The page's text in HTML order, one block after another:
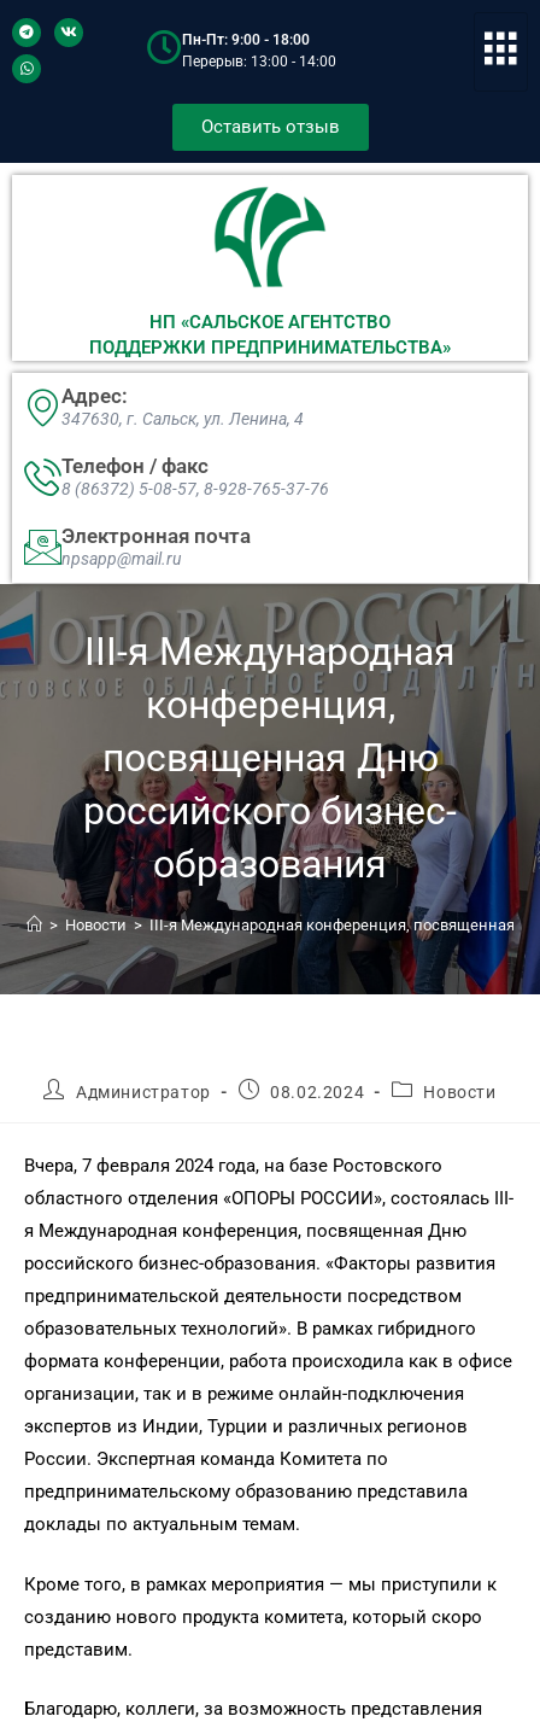
Пн-Пт: 9:00 - 18:00
Перерыв: 13:00 - 14:00
Оставить отзыв
НП «САЛЬСКОЕ АГЕНТСТВО
ПОДДЕРЖКИ ПРЕДПРИНИМАТЕЛЬСТВА»
Адрес:
347630, г. Сальск, ул. Ленина, 4​
Телефон / факс
8 (86372) 5-08-57, 8-928-765-37-76
Электронная почта
npsapp@mail.ru
III-я Международная
конференция,
посвященная Дню
российского бизнес-
образования
> Новости > III-я Международная конференция, посвященная
Администратор 08.02.2024 Новости
Вчера, 7 февраля 2024 года, на базе Ростовского
областного отделения «ОПОРЫ РОССИИ», состоялась III-
я Международная конференция, посвященная Дню
российского бизнес-образования. «Факторы развития
предпринимательской деятельности посредством
образовательных технологий». В рамках гибридного
формата конференции, работа происходила как в офисе
организации, так и в режиме онлайн-подключения
экспертов из Индии, Турции и различных регионов
России. Экспертная команда Комитета по
предпринимательскому образованию представила
доклады по актуальным темам.
Кроме того, в рамках мероприятия — мы приступили к
созданию нового продукта комитета, который скоро
представим.
Благодарю, коллеги, за возможность представления